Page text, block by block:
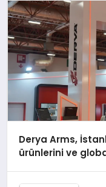
Derya Arms,
ürünlerini ve